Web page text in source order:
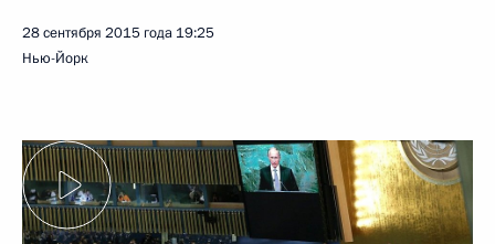
28 сентября 2015 года 19:25
Нью-Йорк